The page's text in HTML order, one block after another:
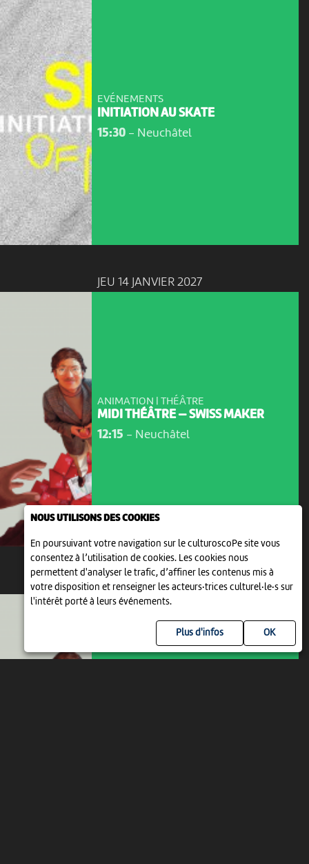
NOUS UTILISONS DES COOKIES
En poursuivant votre navigation sur le culturoscoPe site vous
consentez à l’utilisation de cookies. Les cookies nous
permettent d'analyser le trafic, d’affiner les contenus mis à
votre disposition et renseigner les acteurs·trices culturel·le·s sur
l'intérêt porté à leurs événements.
Plus d'infos
EVÉNEMENTS
INITIATION AU SKATE
15:30- Neuchâtel
JEU 14 JANVIER 2027
ANIMATION | THÉÂTRE
MIDI THÉÂTRE — SWISS MAKER
12:15 - Neuchâtel
VEN 15 JANVIER 2027